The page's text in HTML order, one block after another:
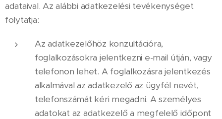
adataival. Az alábbi adatkezelési tevékenységet
folytatja:
Az adatkezelőhöz konzultációra,
foglalkozásokra jelentkezni e-mail útján, vagy
telefonon lehet. A foglalkozásra jelentkezés
alkalmával az adatkezelő az ügyfél nevét,
telefonszámát kéri megadni. A személyes
adatokat az adatkezelő a megfelelő időpont